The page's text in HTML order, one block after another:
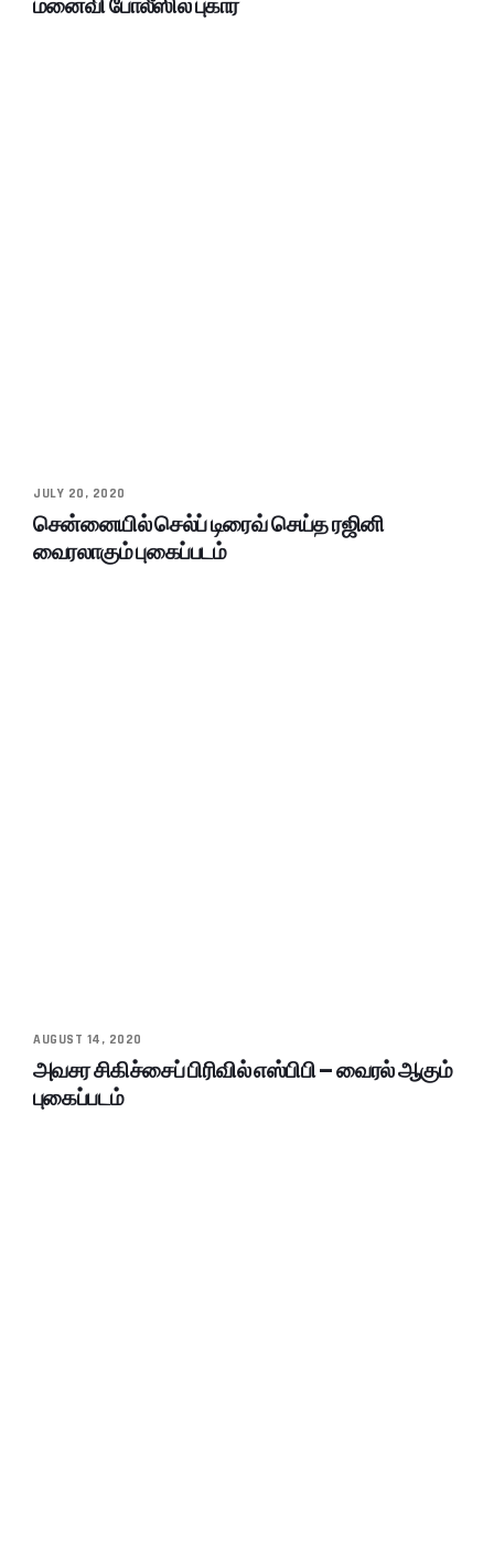
JULY 20, 2020
சென்னையில் செல்ப் டிரைவ் செய்த ரஜினி
வைரலாகும் புகைப்படம்
AUGUST 14, 2020
அவசர சிகிச்சைப் பிரிவில் எஸ்பிபி – வைரல் ஆகும்
புகைப்படம்